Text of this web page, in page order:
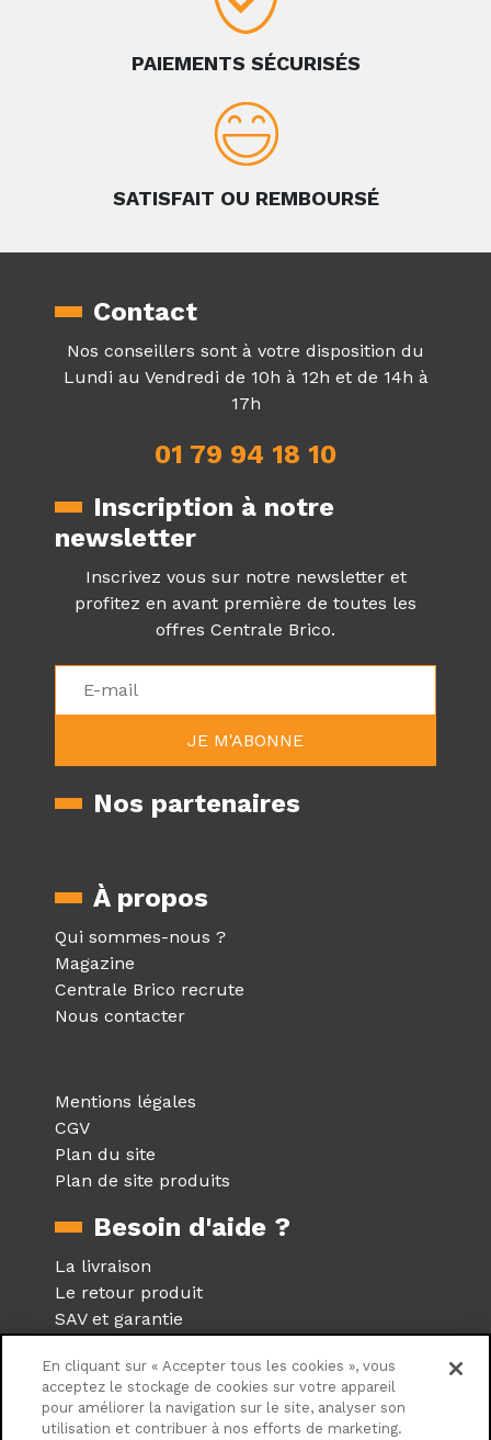
PAIEMENTS SÉCURISÉS
SATISFAIT OU REMBOURSÉ
Contact
Nos conseillers sont à votre disposition du
Lundi au Vendredi de 10h à 12h et de 14h à
17h
01 79 94 18 10
Inscription à notre
newsletter
Inscrivez vous sur notre newsletter et
profitez en avant première de toutes les
offres Centrale Brico.
Nos partenaires
À propos
Qui sommes-nous ?
Magazine
Centrale Brico recrute
Nous contacter
Mentions légales
CGV
Plan du site
Plan de site produits
Besoin d'aide ?
La livraison
Le retour produit
SAV et garantie
Réseaux sociaux
Suivez nous sur les réseaux
En cliquant sur « Accepter tous les cookies », vous
acceptez le stockage de cookies sur votre appareil
pour améliorer la navigation sur le site, analyser son
utilisation et contribuer à nos efforts de marketing.